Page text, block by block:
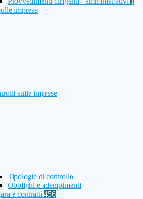
imprese
sulle imprese
Tipologie di controllo
Obblighi e adempimenti
e contratti 456